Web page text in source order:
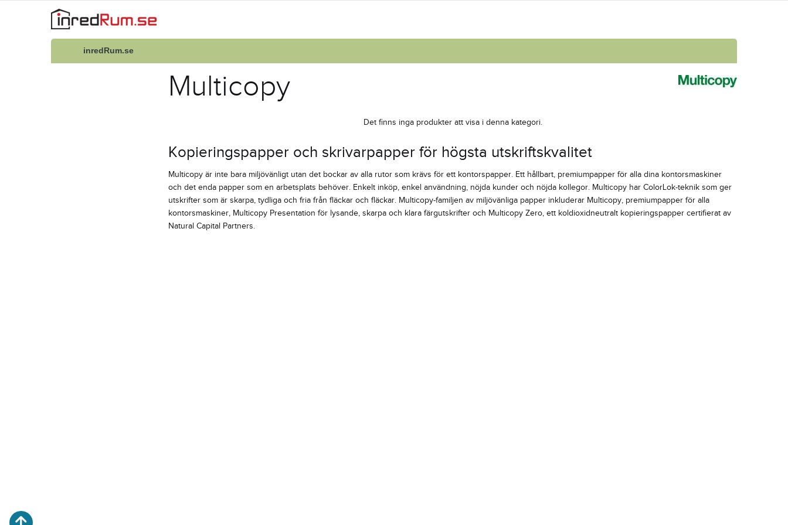
inredRum.se
Multicopy
Det finns inga produkter att visa i denna kategori.
Kopieringspapper och skrivarpapper för högsta utskriftskvalitet
Multicopy är inte bara miljövänligt utan det bockar av alla rutor som krävs för ett kontorspapper. Ett hållbart, premiumpapper för alla dina kontorsmaskiner
och det enda papper som en arbetsplats behöver. Enkelt inköp, enkel användning, nöjda kunder och nöjda kollegor. Multicopy har ColorLok-teknik som ger
utskrifter som är skarpa, tydliga och fria från fläckar och fläckar. Multicopy-familjen av miljövänliga papper inkluderar Multicopy, premiumpapper för alla
kontorsmaskiner, Multicopy Presentation för lysande, skarpa och klara färgutskrifter och Multicopy Zero, ett koldioxidneutralt kopieringspapper certifierat av
Natural Capital Partners.